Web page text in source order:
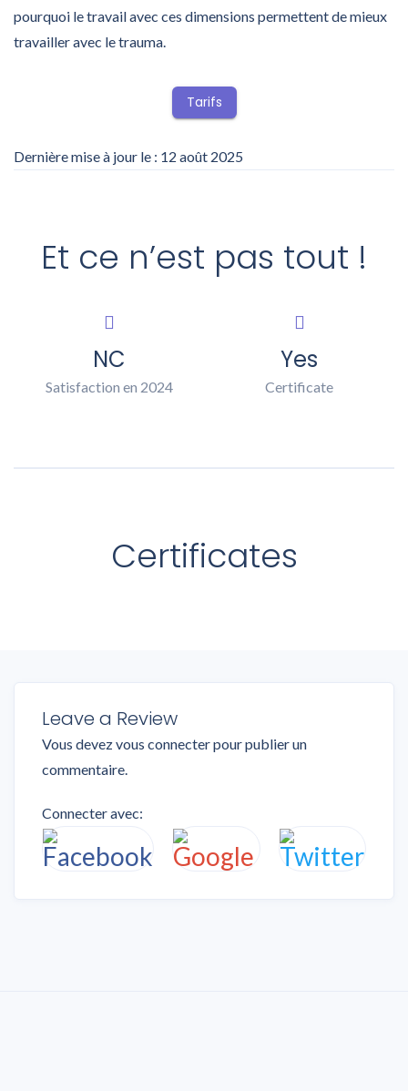
pourquoi le travail avec ces dimensions permettent de mieux
travailler avec le trauma.
Tarifs
Dernière mise à jour le : 12 août 2025
Et ce n’est pas tout !
NC
Satisfaction en 2024
Yes
Certificate
Certificates
Leave a Review
Vous devezvous connecterpour publier un
commentaire.
Connecter avec: